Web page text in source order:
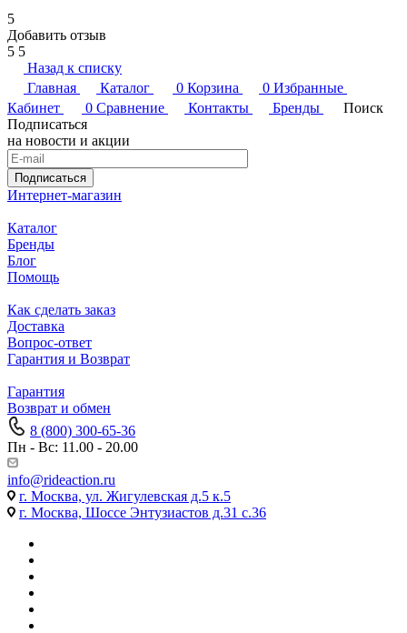
5
Добавить отзыв
5 5
Назад к списку
Главная
Каталог 0 Корзина 0 Избранные
Кабинет
0 Сравнение Контакты Бренды
Поиск
Подписаться
на новости и акции
Подписаться
Интернет-магазин
Каталог
Бренды
Блог
Помощь
Как сделать заказ
Доставка
Вопрос-ответ
Гарантия и Возврат
Гарантия
Возврат и обмен
8 (800) 300-65-36
Пн - Вс: 11.00 - 20.00
info@rideaction.ru
г. Москва, ул. Жигулевская д.5 к.5
г. Москва, Шоссе Энтузиастов д.31 с.36